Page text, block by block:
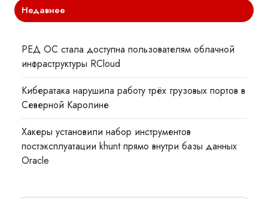
Недавнее
РЕД ОС стала доступна пользователям облачной
инфраструктуры RCloud
Кибератака нарушила работу трёх грузовых портов в
Северной Каролине
Хакеры установили набор инструментов
постэксплуатации khunt прямо внутри базы данных
Oracle